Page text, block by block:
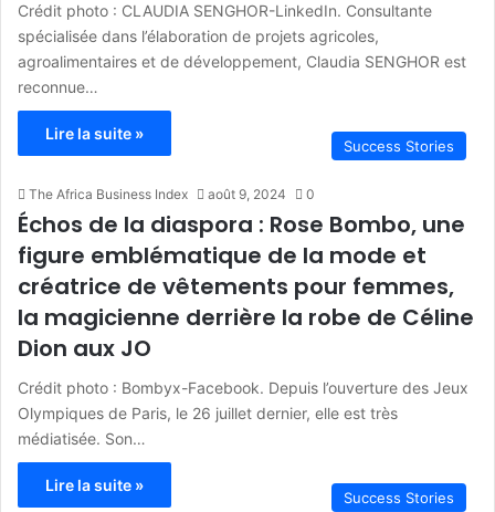
Crédit photo : CLAUDIA SENGHOR-LinkedIn. Consultante
spécialisée dans l’élaboration de projets agricoles,
agroalimentaires et de développement, Claudia SENGHOR est
reconnue…
Lire la suite »
Success Stories
The Africa Business Index août 9, 2024 0
Échos de la diaspora : Rose Bombo, une
figure emblématique de la mode et
créatrice de vêtements pour femmes,
la magicienne derrière la robe de Céline
Dion aux JO
Crédit photo : Bombyx-Facebook. Depuis l’ouverture des Jeux
Olympiques de Paris, le 26 juillet dernier, elle est très
médiatisée. Son…
Lire la suite »
Success Stories